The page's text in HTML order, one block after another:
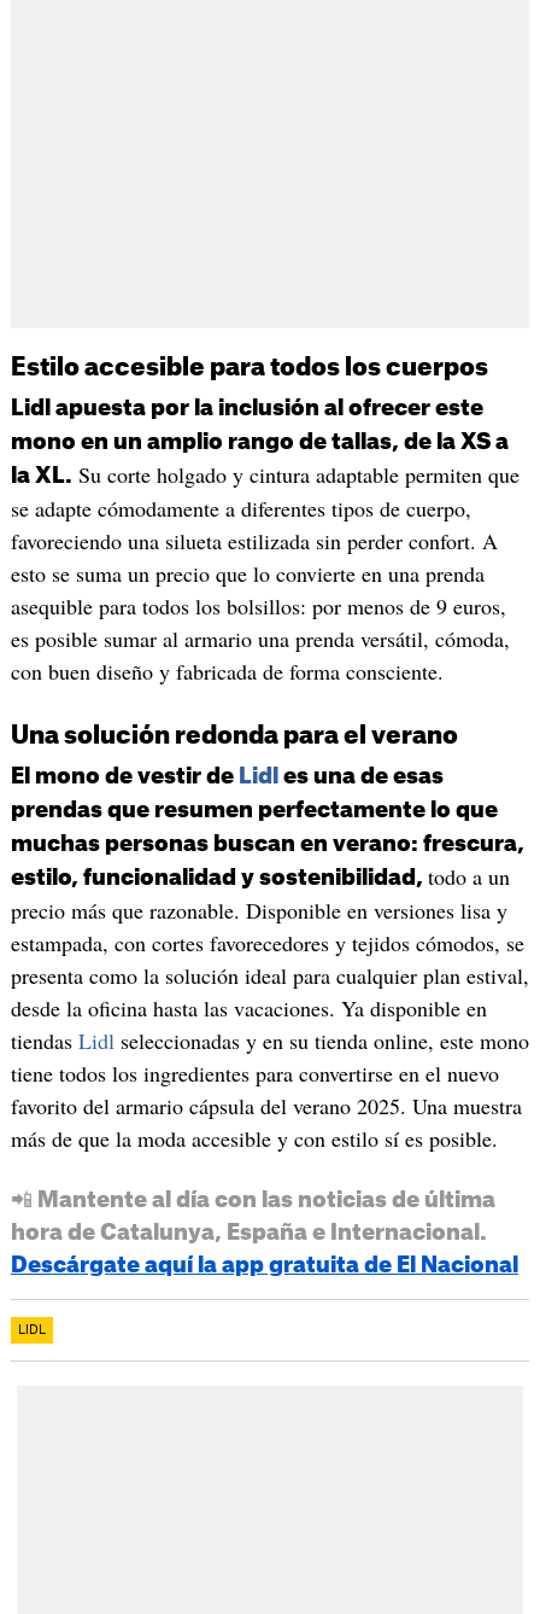
Estilo accesible para todos los cuerpos
Lidl apuesta por la inclusión al ofrecer este
mono en un amplio rango de tallas, de la XS a
la XL. Su corte holgado y cintura adaptable permiten que
se adapte cómodamente a diferentes tipos de cuerpo,
favoreciendo una silueta estilizada sin perder confort. A
esto se suma un precio que lo convierte en una prenda
asequible para todos los bolsillos: por menos de 9 euros,
es posible sumar al armario una prenda versátil, cómoda,
con buen diseño y fabricada de forma consciente.
Una solución redonda para el verano
El mono de vestir de Lidl
es una de esas
prendas que resumen perfectamente lo que
muchas personas buscan en verano: frescura,
estilo, funcionalidad y sostenibilidad, todo a un
precio más que razonable. Disponible en versiones lisa y
estampada, con cortes favorecedores y tejidos cómodos, se
presenta como la solución ideal para cualquier plan estival,
desde la oficina hasta las vacaciones. Ya disponible en
tiendas Lidlseleccionadas y en su tienda online, este mono
tiene todos los ingredientes para convertirse en el nuevo
favorito del armario cápsula del verano 2025. Una muestra
más de que la moda accesible y con estilo sí es posible.
📲 Mantente al día con las noticias de última
hora de Catalunya, España e Internacional.
Descárgate aquí la app gratuita de El Nacional
LIDL